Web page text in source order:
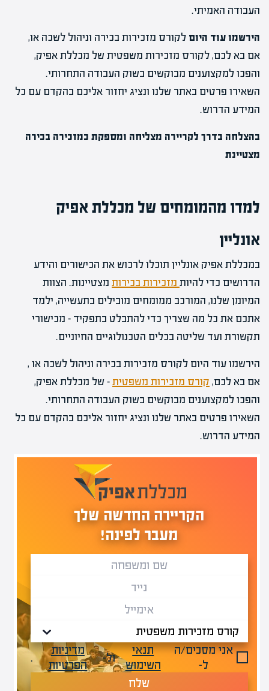
העבודה האמיתי.
הירשמו עוד היום לקורס מזכירות בכירה וניהול לשכה או,
אם בא לכם, לקורס מזכירות משפטית של מכללת אפיק,
והפכו למקצוענים מבוקשים בשוק העבודה התחרותי.
השאירו פרטים באתר שלנו ונציג יחזור אליכם בהקדם עם כל
המידע הדרוש.
בהצלחה בדרך לקריירה מצליחה ומספקת כמזכירה בכירה
מצטיינת
למדו מהמומחים של מכללת אפיק
אונליין
במכללת אפיק אונליין תוכלו לרכוש את הכישורים והידע
הדרושים כדי להיות מזכירות בכירות מצטיינות. הצוות
המיומן שלנו, המורכב ממומחים מובילים בתעשייה, ילמד
אתכם את כל מה שצריך כדי להתבלט בתפקיד – מכישורי
תקשורת ועד שליטה בכלים הטכנולוגיים החיוניים.
הירשמו עוד היום לקורס מזכירות בכירה וניהול לשכה או ,
אם בא לכם, קורס מזכירות משפטית– של מכללת אפיק,
והפכו למקצוענים מבוקשים בשוק העבודה התחרותי.
השאירו פרטים באתר שלנו ונציג יחזור אליכם בהקדם עם כל
המידע הדרוש.
הקריירה החדשה שלך
מעבר לפינה!
אני מסכים/ה
ל-
תנאי
השימוש
ול-
מדיניות
הפרטיות
.
שלח